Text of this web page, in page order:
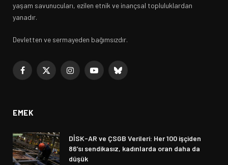
yaşam savunucuları, ezilen etnik ve inançsal topluluklardan
yanadır.
Devletten ve sermayeden bağımsızdır.
Facebook
X
InstagramYouTubeBluesky
EMEK
DİSK-AR ve ÇSGB Verileri: Her 100 işçiden
86’sı sendikasız, kadınlarda oran daha da
düşük